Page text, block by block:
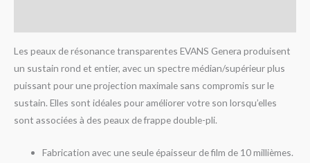
Les peaux de résonance transparentes EVANS Genera produisent
un sustain rond et entier, avec un spectre médian/supérieur plus
puissant pour une projection maximale sans compromis sur le
sustain. Elles sont idéales pour améliorer votre son lorsqu’elles
sont associées à des peaux de frappe double-pli.
Fabrication avec une seule épaisseur de film de 10 millièmes.